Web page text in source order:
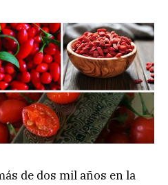
de dos mil años en la